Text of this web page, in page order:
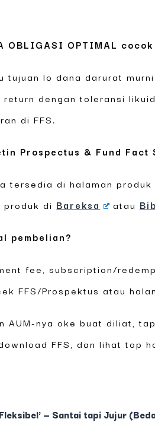
OBLIGASI OPTIMAL
tujuan lo dana darurat
dengan toleransi
di FFS.
Prospectus & Fund Fact
tersedia di halaman
di Bareksa atau
pembelian?
fee, subscription/
FFS/Prospektus atau
AUM-nya oke buat diliat,
FFS, dan lihat top
— Santai tapi Jujur